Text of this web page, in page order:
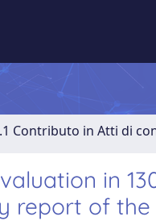
Contributo in Atti di
in
report of the